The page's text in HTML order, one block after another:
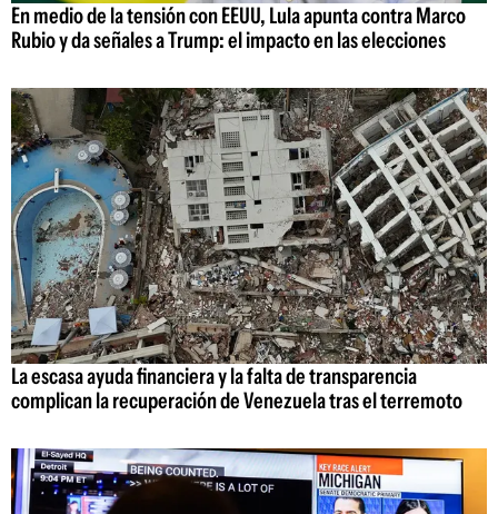
En medio de la tensión con EEUU, Lula apunta contra Marco
Rubio y da señales a Trump: el impacto en las elecciones
La escasa ayuda financiera y la falta de transparencia
complican la recuperación de Venezuela tras el terremoto